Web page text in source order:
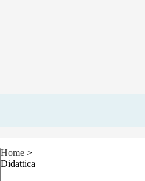
Home >
Didattica